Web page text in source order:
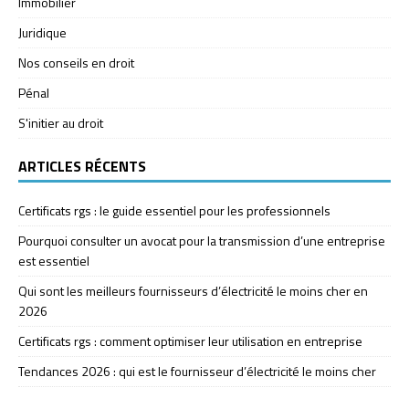
Juridique
Nos conseils en droit
Pénal
S'initier au droit
ARTICLES RÉCENTS
Certificats rgs : le guide essentiel pour les professionnels
Pourquoi consulter un avocat pour la transmission d’une entreprise
est essentiel
Qui sont les meilleurs fournisseurs d’électricité le moins cher en
2026
Certificats rgs : comment optimiser leur utilisation en entreprise
Tendances 2026 : qui est le fournisseur d’électricité le moins cher